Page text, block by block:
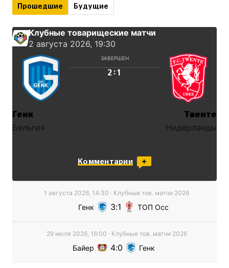
Прошедшие Будущие
Клубные товарищеские матчи
2 августа 2026, 19:30
ЗАВЕРШЕН
2 : 1
Генк
Бельгия
Твенте
Нидерланды
Комментарии
1 августа 2026, 14:30 · Клубные тов. матчи 2026
Генк 3 1 ТОП Осс
29 июля 2026, 16:00 · Клубные тов. матчи 2026
Байер 4 0 Генк